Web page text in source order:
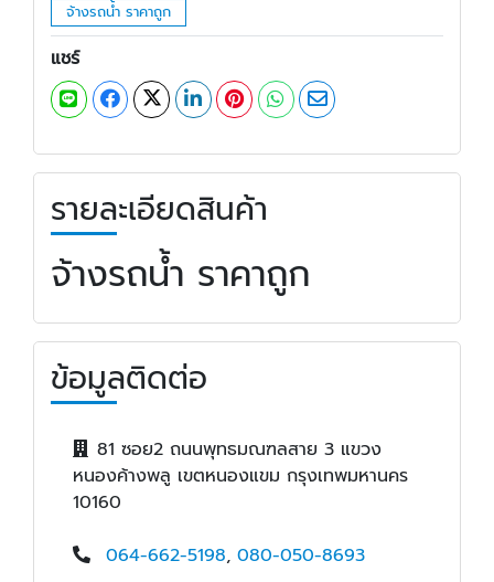
จ้างรถน้ำ ราคาถูก
แชร์
รายละเอียดสินค้า
จ้างรถน้ำ ราคาถูก
ข้อมูลติดต่อ
81 ซอย2 ถนนพุทธมณฑลสาย 3 แขวง
หนองค้างพลู เขตหนองแขม กรุงเทพมหานคร
10160
064-662-5198, 080-050-8693